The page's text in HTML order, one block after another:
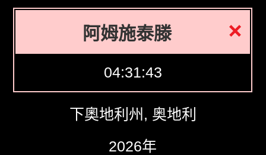
阿姆施泰滕
04:31:44
下奧地利州, 奥地利
2026年